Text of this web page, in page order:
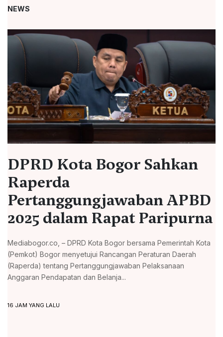
NEWS
DPRD Kota Bogor Sahkan
Raperda
Pertanggungjawaban APBD
2025 dalam Rapat Paripurna
Mediabogor.co, – DPRD Kota Bogor bersama Pemerintah Kota
(Pemkot) Bogor menyetujui Rancangan Peraturan Daerah
(Raperda) tentang Pertanggungjawaban Pelaksanaan
Anggaran Pendapatan dan Belanja...
16 JAM YANG LALU